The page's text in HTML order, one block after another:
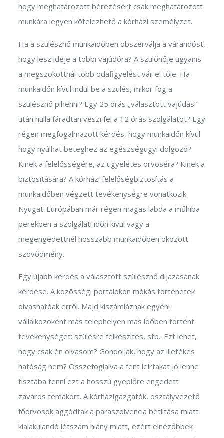
hogy meghatározott bérezésért csak meghatározott
munkára legyen kötelezhető a kórházi személyzet.
Ha a szülésznő munkaidőben obszerválja a várandóst,
hogy lesz ideje a többi vajúdóra? A szülőnője ugyanis
a megszokottnál több odafigyelést vár el tőle. Ha
munkaidőn kívül indul be a szülés, mikor fog a
szülésznő pihenni? Egy 25 órás „választott vajúdás”
után hulla fáradtan veszi fel a 12 órás szolgálatot? Egy
régen megfogalmazott kérdés, hogy munkaidőn kívül
hogy nyúlhat beteghez az egészségügyi dolgozó?
Kinek a felelősségére, az ügyeletes orvoséra? Kinek a
biztosítására? A kórházi felelőségbiztosítás a
munkaidőben végzett tevékenységre vonatkozik.
Nyugat-Európában már régen magas labda a műhiba
perekben a szolgálati időn kívül vagy a
megengedettnél hosszabb munkaidőben okozott
szövődmény.
Egy újabb kérdés a választott szülésznő díjazásának
kérdése. A közösségi portálokon mókás történetek
olvashatóak erről. Majd kiszámláznak egyéni
vállalkozóként más telephelyen más időben történt
tevékenységet: szülésre felkészítés, stb.. Ezt lehet,
hogy csak én olvasom? Gondolják, hogy az illetékes
hatóság nem? Összefoglalva a fent leírtakat jó lenne
tisztába tenni ezt a hosszú gyeplőre engedett
zavaros témakört. A kórházigazgatók, osztályvezető
főorvosok aggódtak a paraszolvencia betiltása miatt
kialakulandó létszám hiány miatt, ezért elnézőbbek